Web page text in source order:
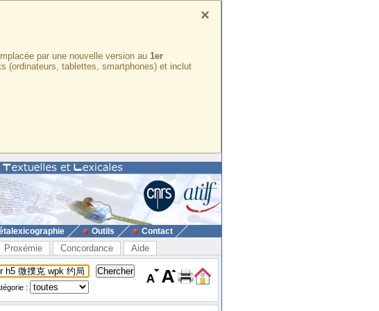
×
par une nouvelle version au 1er
(ordinateurs, tablettes, smartphones) et inclut
Outils Contact
Proxémie Concordance Aide
: